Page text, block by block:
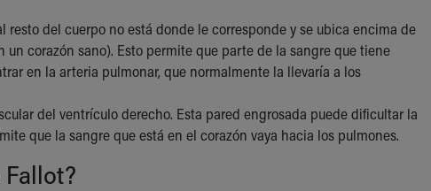
del cuerpo no está donde le corresponde y se ubica encima de
corazón sano). Esto permite que parte de la sangre que tiene
en la arteria pulmonar, que normalmente la llevaría a los
del ventrículo derecho. Esta pared engrosada puede dificultar la
que la sangre que está en el corazón vaya hacia los pulmones.